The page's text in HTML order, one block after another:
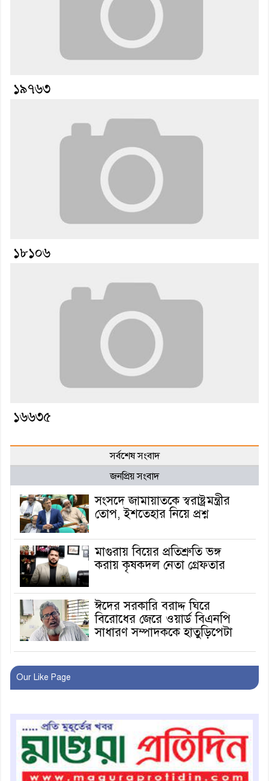
১৯৭৬৩
১৮১০৬
১৬৬৩৫
সর্বশেষ সংবাদ
জনপ্রিয় সংবাদ
সংসদে জামায়াতকে স্বরাষ্ট্রমন্ত্রীর
তোপ, ইশতেহার নিয়ে প্রশ্ন
মাগুরায় বিয়ের প্রতিশ্রুতি ভঙ্গ
করায় কৃষকদল নেতা গ্রেফতার
ঈদের সরকারি বরাদ্দ ঘিরে
বিরোধের জেরে ওয়ার্ড বিএনপি
সাধারণ সম্পাদককে হাতুড়িপেটা
লোভ সংবরণ করতে পারলেন না
অনূর্ধ্ব-১৭ জাতীয় চ্যাম্পিয়ন মাগুরা
ফুটবল দলকে সংবর্ধনা
রোববার থেকে ভারতীয় ট্যুরিস্ট
Our Like Page